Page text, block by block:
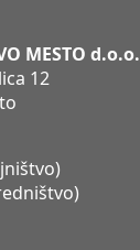
MESTO d.o.o.
12